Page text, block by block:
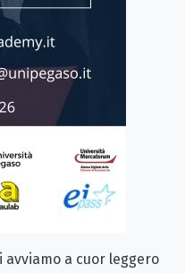
avviamo a cuor leggero